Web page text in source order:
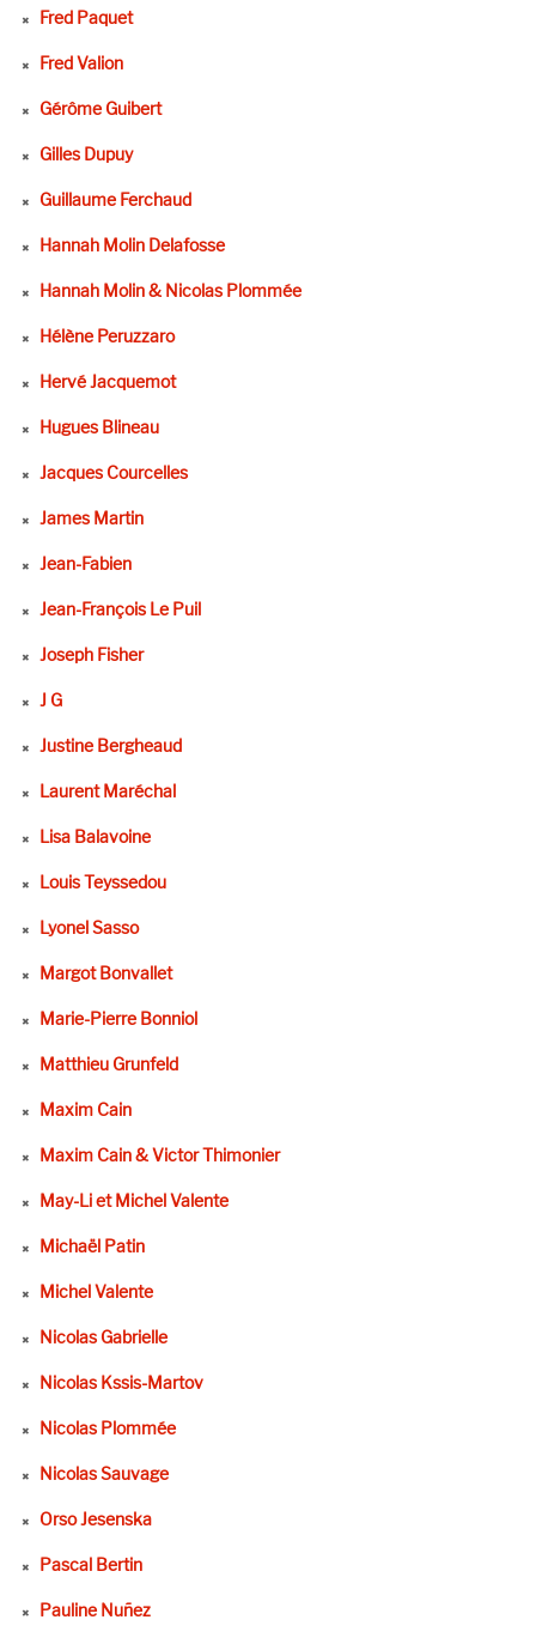
Fred Paquet
Fred Valion
Gérôme Guibert
Gilles Dupuy
Guillaume Ferchaud
Hannah Molin Delafosse
Hannah Molin & Nicolas Plommée
Hélène Peruzzaro
Hervé Jacquemot
Hugues Blineau
Jacques Courcelles
James Martin
Jean-Fabien
Jean-François Le Puil
Joseph Fisher
J G
Justine Bergheaud
Laurent Maréchal
Lisa Balavoine
Louis Teyssedou
Lyonel Sasso
Margot Bonvallet
Marie-Pierre Bonniol
Matthieu Grunfeld
Maxim Cain
Maxim Cain & Victor Thimonier
May-Li et Michel Valente
Michaël Patin
Michel Valente
Nicolas Gabrielle
Nicolas Kssis-Martov
Nicolas Plommée
Nicolas Sauvage
Orso Jesenska
Pascal Bertin
Pauline Nuñez